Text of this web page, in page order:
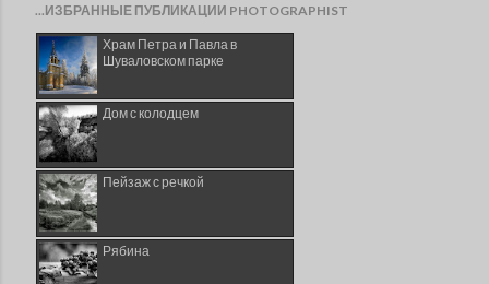
...ИЗБРАННЫЕ ПУБЛИКАЦИИ PHOTOGRAPHIST
Храм Петра и Павла в
Шуваловском парке
Дом с колодцем
Пейзаж с речкой
Рябина